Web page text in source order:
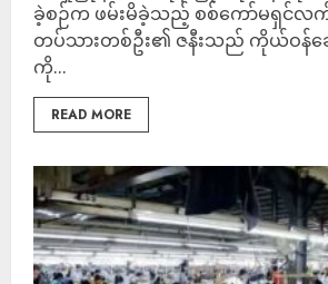
ခဲ့စဉ်က ဖမ်းမိခဲ့သည့် စစ်ကော်မရှင်လ
တပ်သားတစ်ဦး၏ ဇနီးသည် ကိုယ်ဝန်ဆ
ကို...
READ MORE